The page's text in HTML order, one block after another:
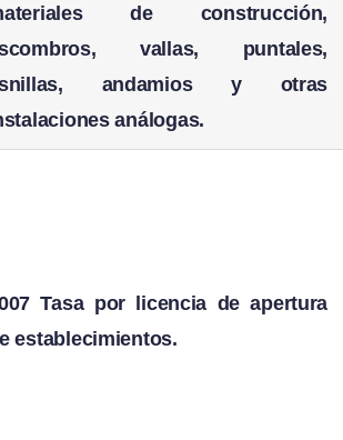
de construcción,
vallas, puntales,
andamios y otras
análogas.
Tasa por licencia de apertura
establecimientos.